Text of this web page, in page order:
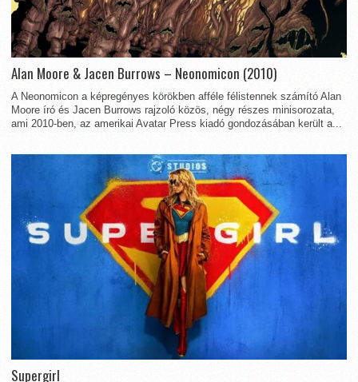
Alan Moore & Jacen Burrows – Neonomicon (2010)
A Neonomicon a képregényes körökben afféle félistennek számító Alan
Moore író és Jacen Burrows rajzoló közös, négy részes minisorozata,
ami 2010-ben, az amerikai Avatar Press kiadó gondozásában került a...
Supergirl